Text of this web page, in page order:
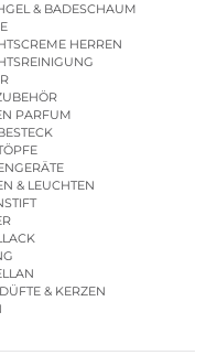
& BADESCHAUM
HERREN
PARFUM
& LEUCHTEN
& KERZEN